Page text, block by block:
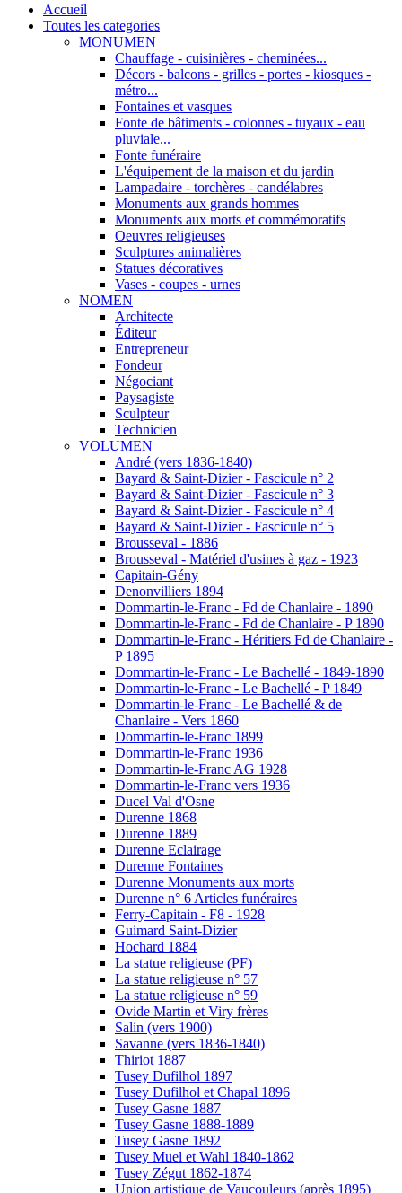
Accueil
Toutes les categories
MONUMEN
Chauffage - cuisinières - cheminées...
Décors - balcons - grilles - portes - kiosques -
métro...
Fontaines et vasques
Fonte de bâtiments - colonnes - tuyaux - eau
pluviale...
Fonte funéraire
L'équipement de la maison et du jardin
Lampadaire - torchères - candélabres
Monuments aux grands hommes
Monuments aux morts et commémoratifs
Oeuvres religieuses
Sculptures animalières
Statues décoratives
Vases - coupes - urnes
NOMEN
Architecte
Éditeur
Entrepreneur
Fondeur
Négociant
Paysagiste
Sculpteur
Technicien
VOLUMEN
André (vers 1836-1840)
Bayard & Saint-Dizier - Fascicule n° 2
Bayard & Saint-Dizier - Fascicule n° 3
Bayard & Saint-Dizier - Fascicule n° 4
Bayard & Saint-Dizier - Fascicule n° 5
Brousseval - 1886
Brousseval - Matériel d'usines à gaz - 1923
Capitain-Gény
Denonvilliers 1894
Dommartin-le-Franc - Fd de Chanlaire - 1890
Dommartin-le-Franc - Fd de Chanlaire - P 1890
Dommartin-le-Franc - Héritiers Fd de Chanlaire -
P 1895
Dommartin-le-Franc - Le Bachellé - 1849-1890
Dommartin-le-Franc - Le Bachellé - P 1849
Dommartin-le-Franc - Le Bachellé & de
Chanlaire - Vers 1860
Dommartin-le-Franc 1899
Dommartin-le-Franc 1936
Dommartin-le-Franc AG 1928
Dommartin-le-Franc vers 1936
Ducel Val d'Osne
Durenne 1868
Durenne 1889
Durenne Eclairage
Durenne Fontaines
Durenne Monuments aux morts
Durenne n° 6 Articles funéraires
Ferry-Capitain - F8 - 1928
Guimard Saint-Dizier
Hochard 1884
La statue religieuse (PF)
La statue religieuse n° 57
La statue religieuse n° 59
Ovide Martin et Viry frères
Salin (vers 1900)
Savanne (vers 1836-1840)
Thiriot 1887
Tusey Dufilhol 1897
Tusey Dufilhol et Chapal 1896
Tusey Gasne 1887
Tusey Gasne 1888-1889
Tusey Gasne 1892
Tusey Muel et Wahl 1840-1862
Tusey Zégut 1862-1874
Union artistique de Vaucouleurs (après 1895)